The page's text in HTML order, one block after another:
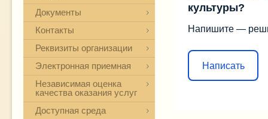
Документы
Контакты
Реквизиты организации
Электронная приемная
Независимая оценка
качества оказания услуг
Доступная среда
культуры?
Напишите —
Написать